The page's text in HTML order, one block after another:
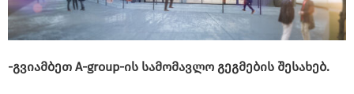
-გვიამბეთ A-group-ის სამომავლო გეგმების შესახებ.